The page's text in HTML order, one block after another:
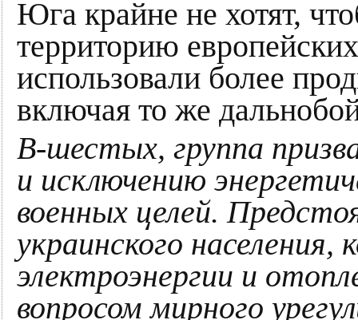
Юга крайне не хотят,
территорию
использовали более
включая то же
В-шестых, группа
и исключению
военных целей.
украинского
электроэнергии и
вопросом мирного